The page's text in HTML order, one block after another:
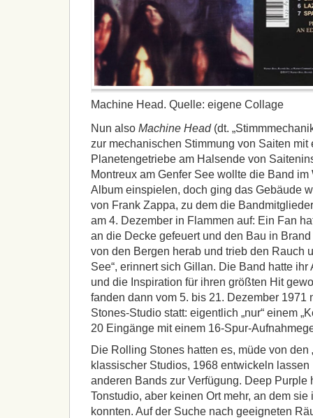
Machine Head. Quelle: eigene Collage
Nun also Machine Head(dt.
zur mechanischen Stimmung von Saiten
Planetengetriebe am Halsende von
Montreux am Genfer See wollte die Band
Album einspielen, doch ging das Gebäude
von Frank Zappa, zu dem die
am 4. Dezember in Flammen auf: Ein Fan
an die Decke gefeuert und den Bau in
von den Bergen herab und trieb den Rauch
See“, erinnert sich Gillan. Die Band hatte
und die Inspiration für ihren größten Hit
fanden dann vom 5. bis 21. Dezember 1971
Stones-Studio statt: eigentlich „nur“ einem
20 Eingänge mit einem 16-Spur-
Die Rolling Stones hatten es, müde von den
klassischer Studios, 1968 entwickeln
anderen Bands zur Verfügung. Deep Purple
Tonstudio, aber keinen Ort mehr, an dem
konnten. Auf der Suche nach geeigneten